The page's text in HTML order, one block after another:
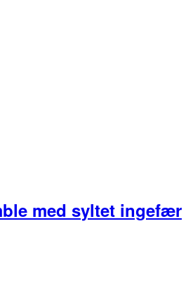
med syltet ingefær